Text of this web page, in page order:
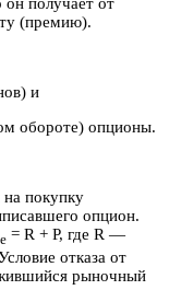
получает от
(премию).
и
обороте) опционы.
покупку
опцион.
= R + Р, где R —
отказа от
рыночный